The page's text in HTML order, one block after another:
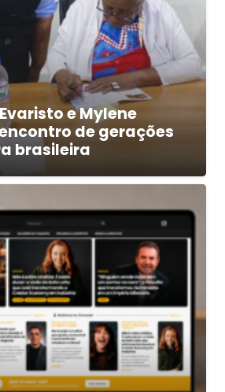
e Mylene
de gerações
brasileira